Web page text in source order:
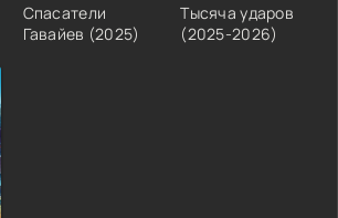
Спасатели
Гавайев (2025)
Тысяча ударов
(2025-2026)